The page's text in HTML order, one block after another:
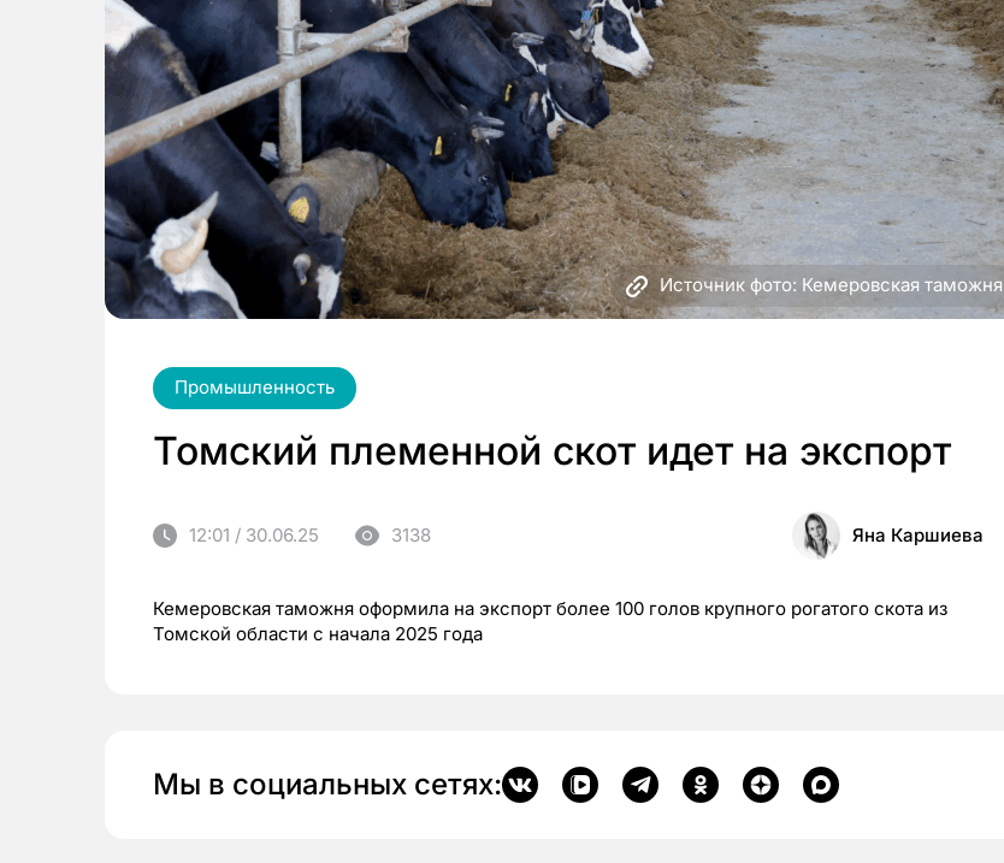
Источник фото: Кемеровская таможня
Промышленность
Томский племенной скот идет на экспорт
12:01 / 30.06.25 3138 Яна Каршиева
Кемеровская таможня оформила на экспорт более 100 голов крупного рогатого скота из
Томской области с начала 2025 года
Мы в социальных сетях: